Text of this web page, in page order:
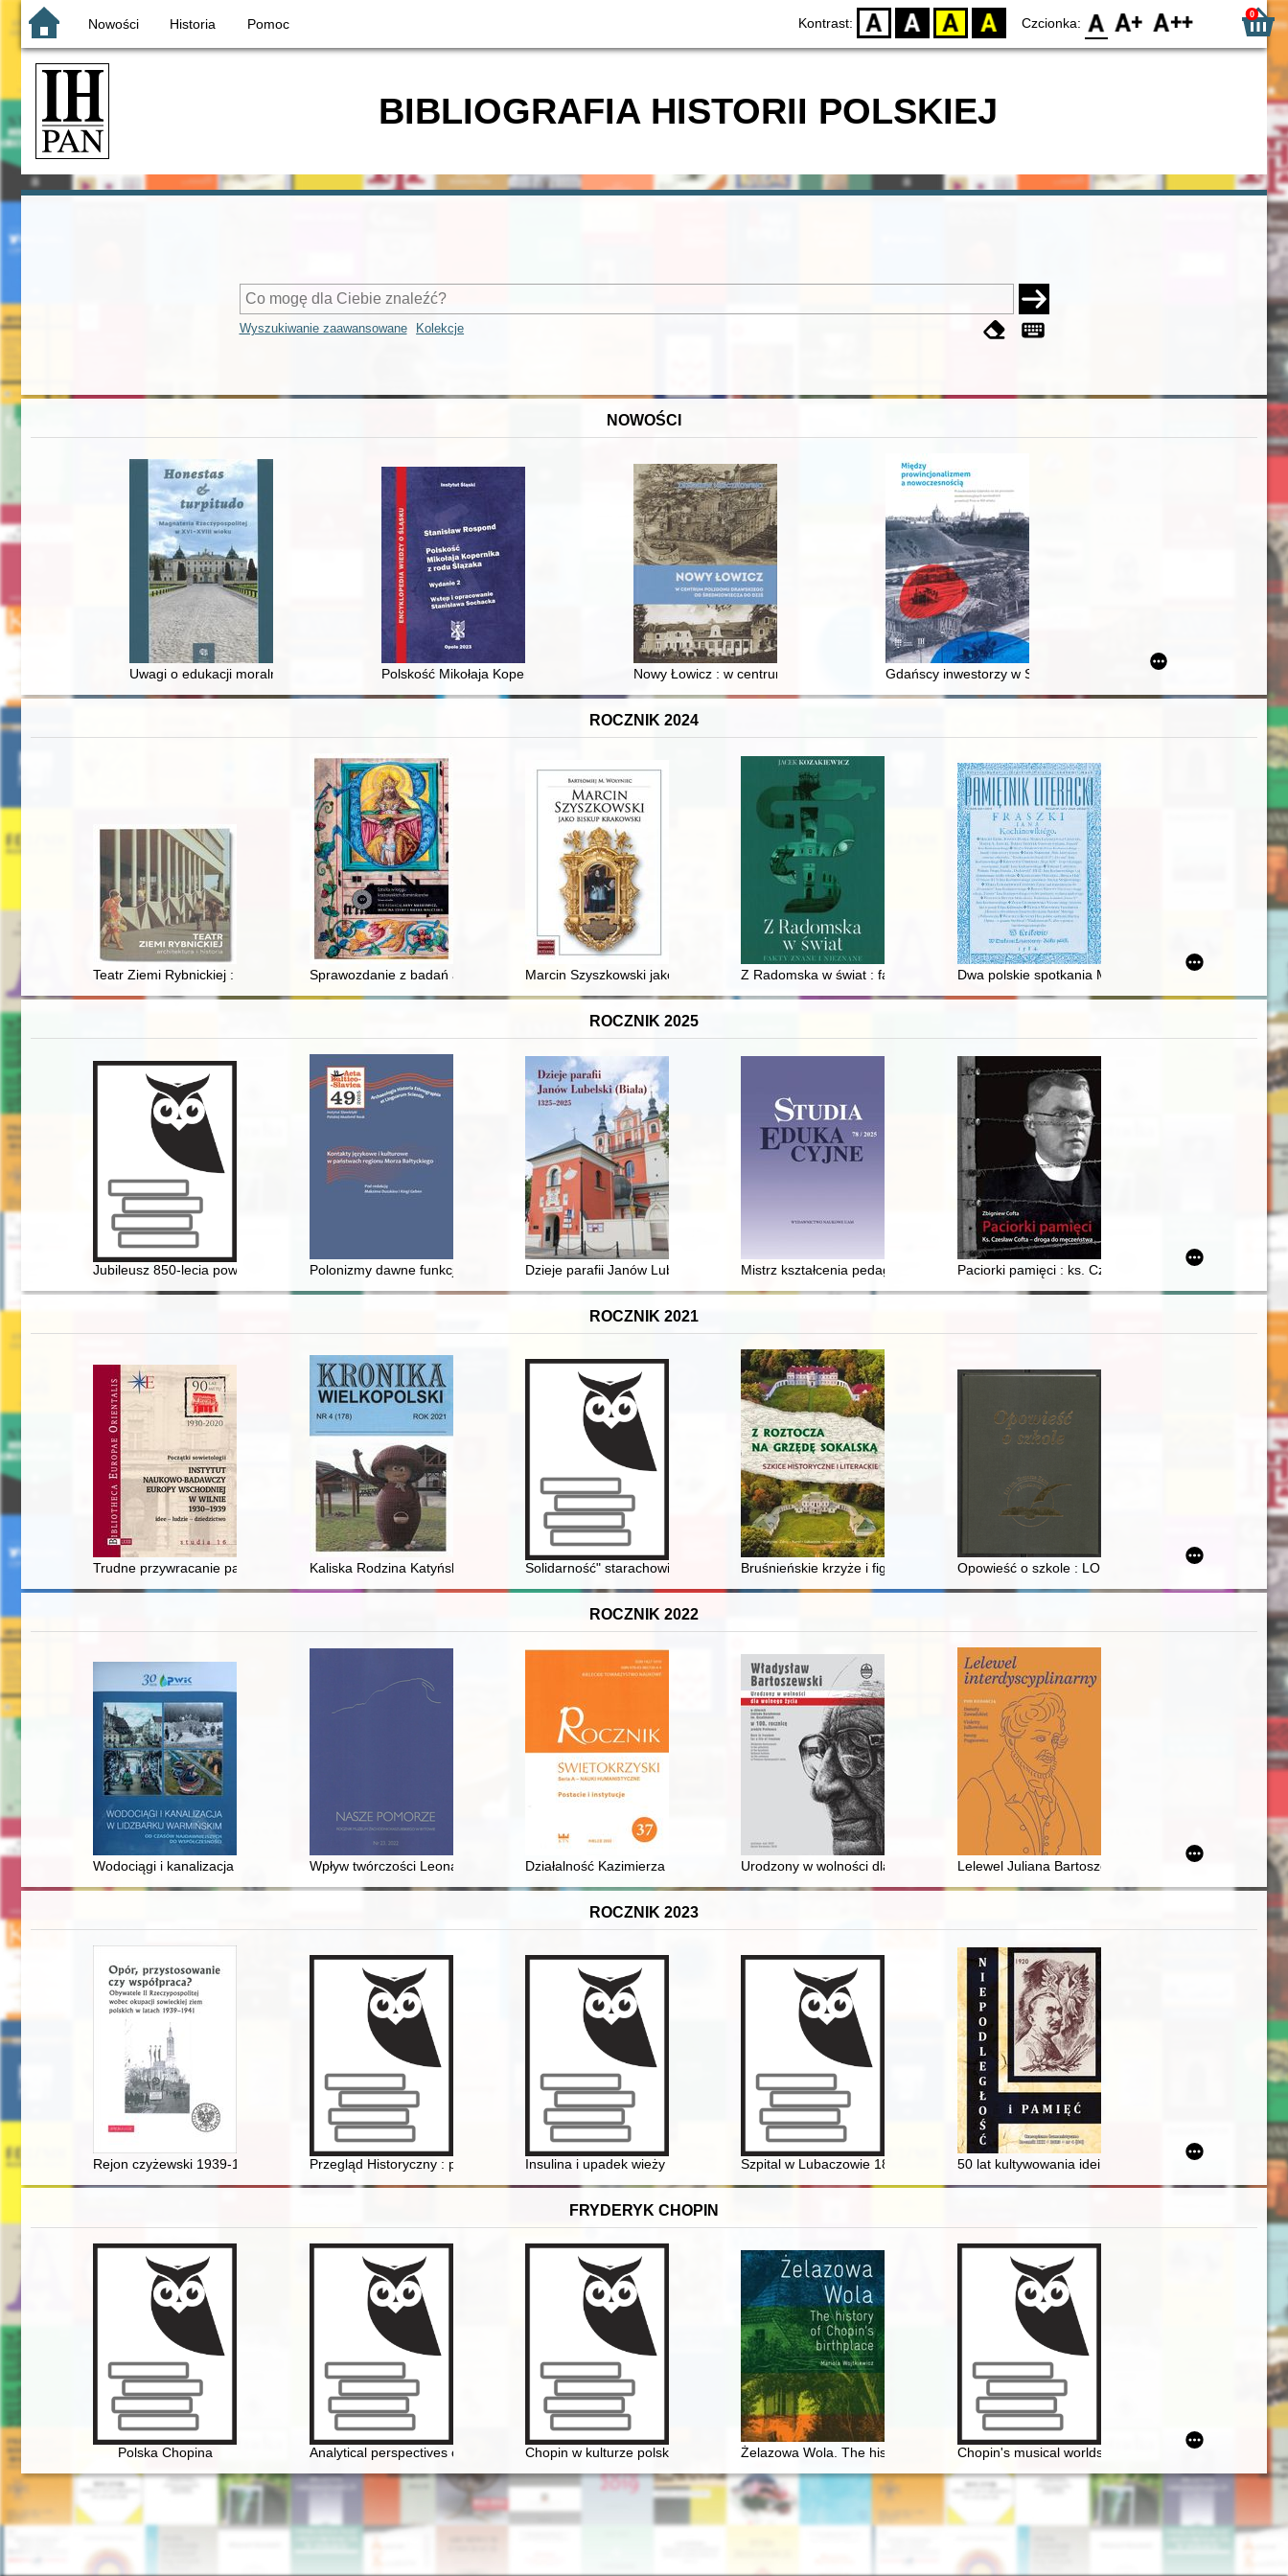
Nowości Historia Pomoc Kontrast: D BW YB BY Czcionka: F0 F1 F2 0
BIBLIOGRAFIA HISTORII POLSKIEJ
Wyszukiwanie zaawansowane Kolekcje
NOWOŚCI
Uwagi o edukacji moralnej synów szlacheckich w XVI-wiecznej Rzeczypospolitej
Polskość Mikołaja Kopernika z rodu ŚlązakaNowy Łowicz : w centrum poligonu drawskiego od średniowiecza do dziśGdańscy inwestorzy w Sopocie : prestiż finansowy i towarzyski
ROCZNIK 2024
Teatr Ziemi Rybnickiej : architektura i historiaSprawozdanie z badań architektonicznych i konserwatorskich w kaplicach południowych dominikańskiego kościoła Świętej Trójcy w Krakowie - św. Tomasza,
Marcin Szyszkowski jako biskup krakowski (1616-1630) : biskup - senator - fundator
Z Radomska w świat : fakty znane i nieznaneDwa polskie spotkania Martina Opitza z "panem
ROCZNIK 2025
Jubileusz 850-lecia powstania wsi Chomiąża 1175-2025Polonizmy dawne funkcjonujące w rosyjskiej gwarze staroobrzędowców mieszkających w Polsce
Dzieje parafii Janów Lubelski (Biała) 1325-2025Mistrz kształcenia pedagogicznego - recenzja]Paciorki pamięci : ks. Czesław Cofta - droga do
ROCZNIK 2021
Trudne przywracanie pamięci : Stefan Ehrenkreutz (1880-1945) : prezes zarządu Instytutu Naukowo-Badawczego Europy Wschodniej
Kaliska Rodzina Katyńska Solidarność" starachowicka Bruśnieńskie krzyże i figury przydrożne w dziedzictwie kulturowym okolic Narola
Opowieść o szkole : LO im. Tomasza Zana w
ROCZNIK 2022
Wodociągi i kanalizacja w Lidzbarku Warmińskim : od czasów najdawniejszych do współczesności
Wpływ twórczości Leona Heykego na tematykę i formę wypowiedzi poetyckiej Antoniego Peplińskiego
Działalność Kazimierza Grochowskiego na Dalekim Wschodzie latach 1906-1937 = Activity of Kazimierz Grochowski in the
Urodzony w wolności dla wolnego życia : Władysław Bartoszewski w zbiorach Zakładu
Lelewel Juliana Bartoszewicza : przyczynek bio-
ROCZNIK 2023
Rejon czyżewski 1939-1941 : 22 miesiące okupacji sowieckiejPrzegląd Historyczny : pismo Towarzystwa Miłośników Historii w Warszawie Oddziału Polskiego Towarzystwa Historycznego i Instytutu Historycznego
Insulina i upadek wieży z kości słoniowej : rzecz o zmieniających się uwarunkowaniach innowacyjności
Szpital w Lubaczowie 1896-2016 : (zarys dziejów)50 lat kultywowania idei Witosowych
FRYDERYK CHOPIN
Polska Chopina Analytical perspectives on the music of ChopinChopin w kulturze polskiej Żelazowa Wola. The history of Chopin's birthplaceChopin's musical worlds the 1840's